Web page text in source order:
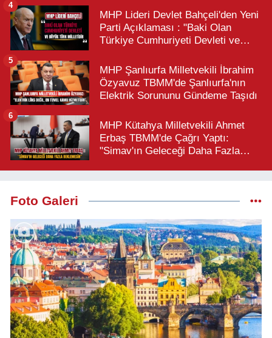
MHP Lideri Devlet Bahçeli'den Yeni
Parti Açıklaması : "Baki Olan
Türkiye Cumhuriyeti Devleti ve
4
MHP Şanlıurfa Milletvekili İbrahim
Özyavuz TBMM'de Şanlıurfa'nın
Elektrik Sorununu Gündeme Taşıdı
5
MHP Kütahya Milletvekili Ahmet
Erbaş TBMM'de Çağrı Yaptı:
"Simav'ın Geleceği Daha Fazla
6
Foto Galeri